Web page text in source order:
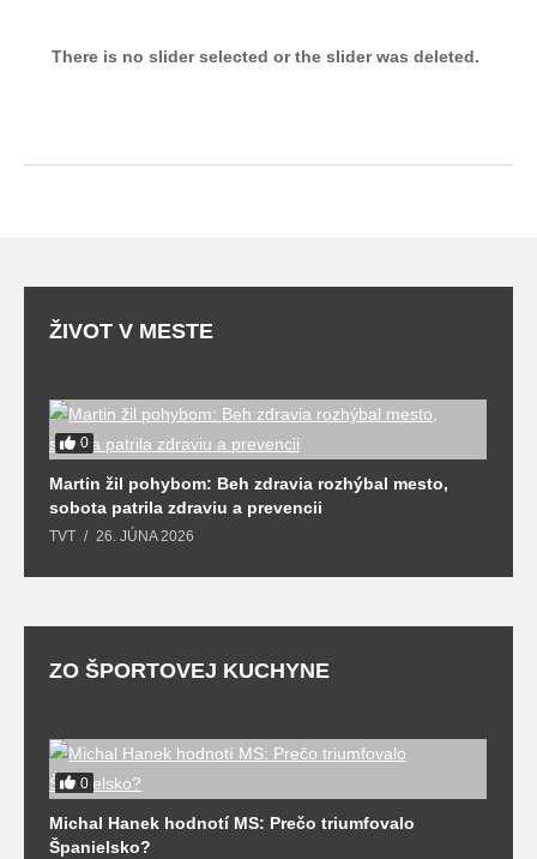
There is no slider selected or the slider was deleted.
ŽIVOT V MESTE
0
Martin žil pohybom: Beh zdravia rozhýbal mesto,
sobota patrila zdraviu a prevencii
TVT 26. JÚNA 2026
ZO ŠPORTOVEJ KUCHYNE
0
Michal Hanek hodnotí MS: Prečo triumfovalo
Španielsko?